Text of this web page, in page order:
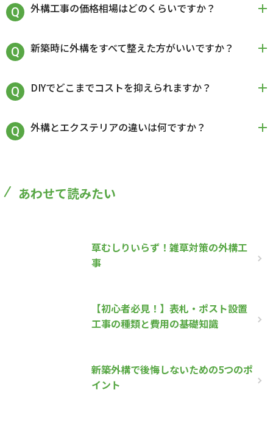
外構工事の価格相場はどのくらいですか？
新築時に外構をすべて整えた方がいいですか？
DIYでどこまでコストを抑えられますか？
外構とエクステリアの違いは何ですか？
あわせて読みたい
草むしりいらず！雑草対策の外構工
事
【初心者必見！】表札・ポスト設置
工事の種類と費用の基礎知識
新築外構で後悔しないための5つのポ
イント